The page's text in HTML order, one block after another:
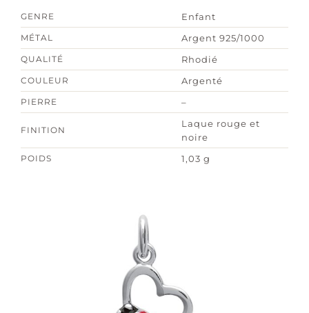
GENRE Enfant
MÉTAL Argent 925/1000
QUALITÉ Rhodié
COULEUR Argenté
PIERRE –
FINITION
Laque rouge et
noire
POIDS 1,03 g